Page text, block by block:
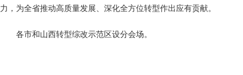
力，为全省推动高质量发展、深化全方位转型作出应有贡献。
各市和山西转型综改示范区设分会场。